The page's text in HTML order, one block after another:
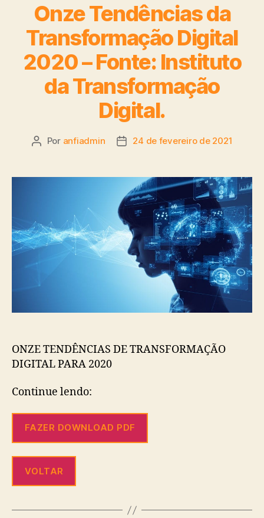
Onze Tendências da
Transformação Digital
2020 – Fonte: Instituto
da Transformação
Digital.
Por anfiadmin 24 de fevereiro de 2021
ONZE TENDÊNCIAS DE TRANSFORMAÇÃO
DIGITAL PARA 2020
Continue lendo:
FAZER DOWNLOAD PDF
VOLTAR